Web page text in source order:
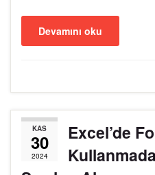
Devamını oku
KAS
30
2024
Excel’de